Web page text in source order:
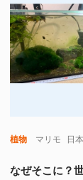
植物 マリモ 日本
なぜそこに？